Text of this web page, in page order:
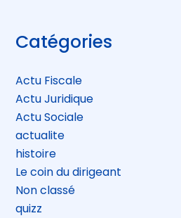
Blog
sidebar
Catégories
Actu Fiscale
Actu Juridique
Actu Sociale
actualite
histoire
Le coin du dirigeant
Non classé
quizz